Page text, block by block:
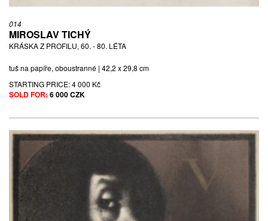
014
MIROSLAV TICHÝ
KRÁSKA Z PROFILU, 60. - 80. LÉTA
tuš na papíře, oboustranné | 42,2 x 29,8 cm
STARTING PRICE:4 000 Kč
SOLD FOR: 6 000 CZK